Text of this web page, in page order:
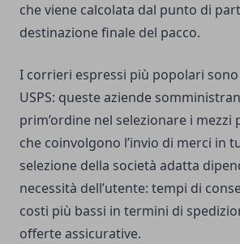
che viene calcolata dal punto di
destinazione finale del pacco.
I corrieri espressi più popolari sono
USPS: queste aziende
prim’ordine nel selezionare i
che coinvolgono l’invio di merci in
selezione della società adatta
necessità dell’utente: tempi di
costi più bassi in termini di
offerte assicurative.